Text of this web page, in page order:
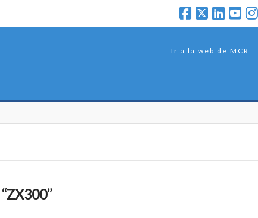
Ir a la web de MCR
“ZX300”